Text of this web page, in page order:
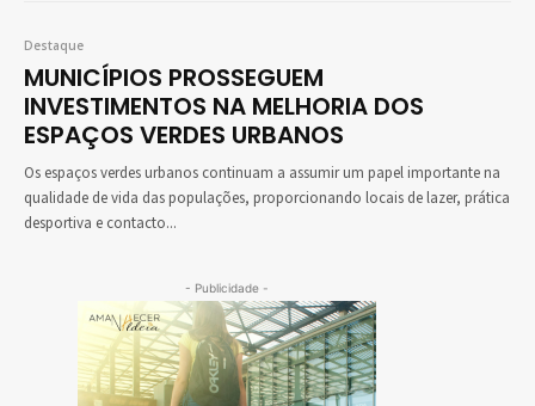
Destaque
MUNICÍPIOS PROSSEGUEM
INVESTIMENTOS NA MELHORIA DOS
ESPAÇOS VERDES URBANOS
Os espaços verdes urbanos continuam a assumir um papel importante na
qualidade de vida das populações, proporcionando locais de lazer, prática
desportiva e contacto...
- Publicidade -